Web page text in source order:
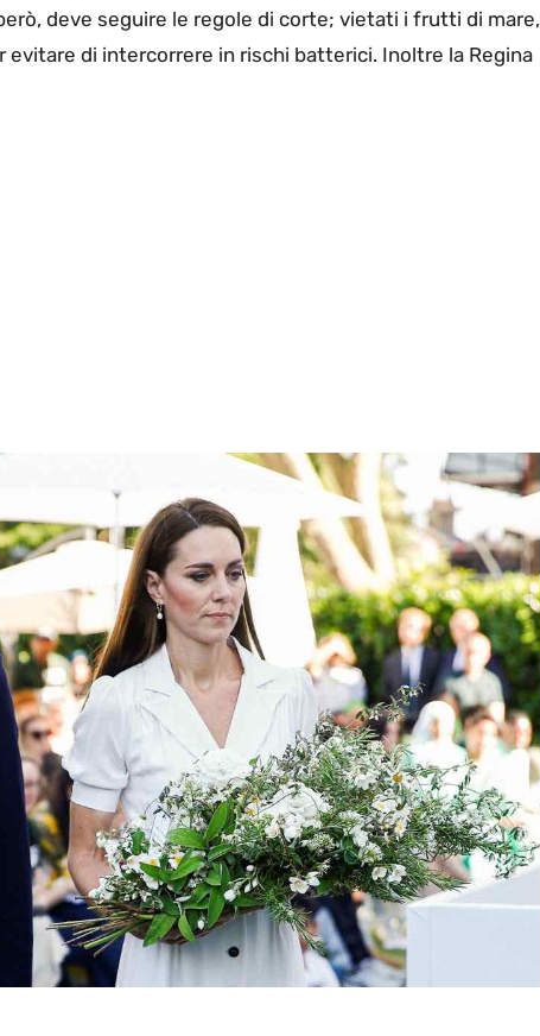
deve seguire le regole di corte; vietati i frutti di mare,
evitare di intercorrere in rischi batterici. Inoltre la Regina